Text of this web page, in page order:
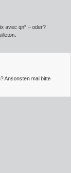
avec qn“ – oder?
Ansonsten mal bitte